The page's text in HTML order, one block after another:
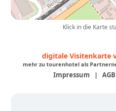
Klick in die Karte
digitale Visitenkarte
mehr zu tourenhotel als
Impressum | AGB